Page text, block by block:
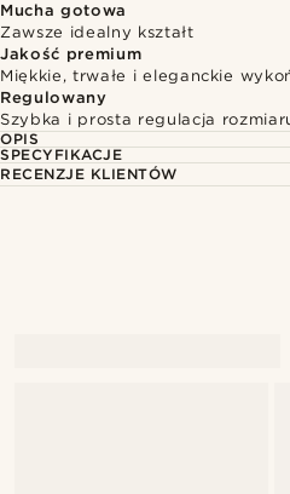
Mucha gotowa
Zawsze idealny kształt
Jakość premium
Miękkie, trwałe i eleganckie
Regulowany
Szybka i prosta regulacja
OPIS
SPECYFIKACJE
RECENZJE KLIENTÓW